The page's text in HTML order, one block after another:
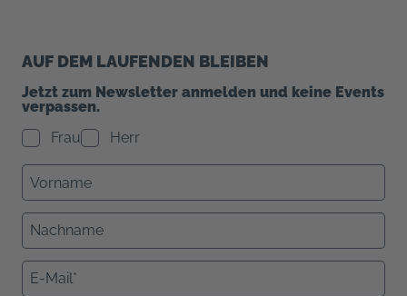
AUF DEM LAUFENDEN BLEIBEN
Jetzt zum Newsletter anmelden und keine Events
verpassen.
Frau
Herr